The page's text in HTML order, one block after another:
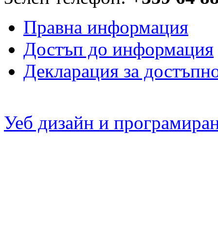
Правна информация
Достъп до информация
Декларация за
Уеб дизайн и